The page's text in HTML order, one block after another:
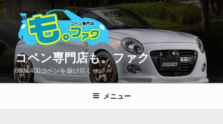
コ
ン
ン
ス
プ
コペン専門店も。ファク
880&400コペンを遊び尽くせ♪
メニュー